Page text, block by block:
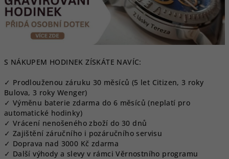
S NÁKUPEM HODINEK ZÍSKÁTE NAVÍC:
✓ Prodlouženou záruku 30 měsíců (5 let Citizen, 3 roky
Bulova, 3 roky Wenger)
✓ Výměnu baterie zdarma do 6 měsíců (neplatí pro
automatické hodinky)
✓ Vrácení nenošeného zboží do 30 dnů
✓ Zajištění záručního i pozáručního servisu
✓ Doprava nad 3000 Kč zdarma
✓ Další výhody a slevy v rámci Věrnostního programu